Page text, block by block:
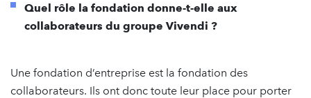
Quel rôle la fondation donne-t-elle aux
collaborateurs du groupe Vivendi ?
Une fondation d’entreprise est la fondation des
collaborateurs. Ils ont donc toute leur place pour porter